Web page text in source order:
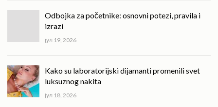
Odbojka za početnike: osnovni potezi, pravila i
izrazi
јул 19, 2026
Kako su laboratorijski dijamanti promenili svet
luksuznog nakita
јул 18, 2026